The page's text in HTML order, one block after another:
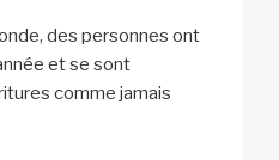
des personnes ont
et se sont
comme jamais